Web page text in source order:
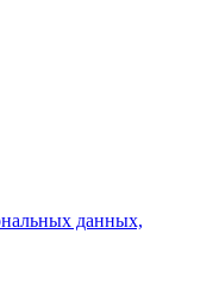
данных,